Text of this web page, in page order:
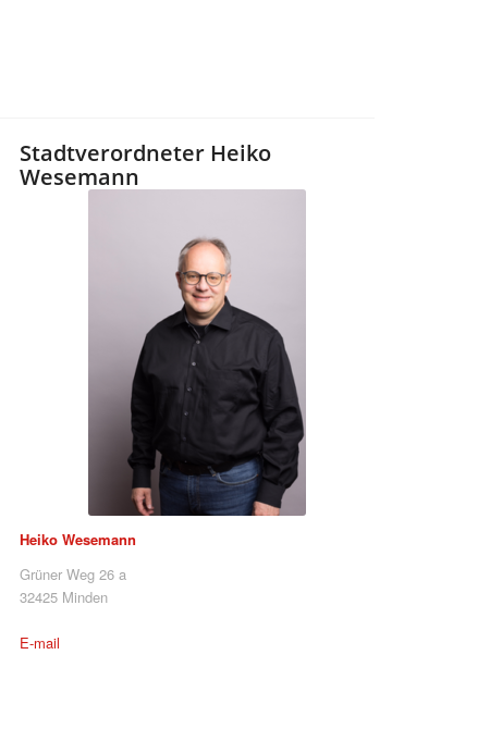
Stadtverordneter Heiko
Wesemann
Heiko Wesemann
Grüner Weg 26 a
32425 Minden
E-mail